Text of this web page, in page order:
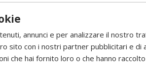
Camini a
annunci e per analizzare il nostro
sito con i nostri partner pubblicitari e di
che hai fornito loro o che hanno